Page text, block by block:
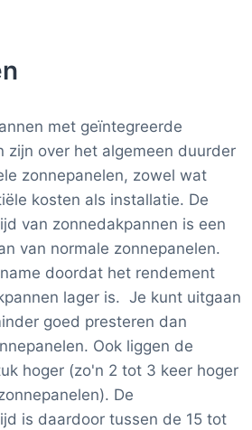
met geïntegreerde
zijn over het algemeen duurder
zonnepanelen, zowel wat
kosten als installatie. De
van zonnedakpannen is een
van normale zonnepanelen.
doordat het rendement
lager is. Je kunt uitgaan
goed presteren dan
Ook liggen de
hoger (zo'n 2 tot 3 keer hoger
De
is daardoor tussen de 15 tot